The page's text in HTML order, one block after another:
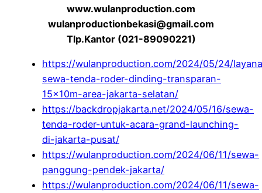
www.wulanproduction.com
wulanproductionbekasi@gmail.com
Tlp.Kantor (021-89090221)
https://wulanproduction.com/2024/05/24/
sewa-tenda-roder-dinding-transparan-
15x10m-area-jakarta-selatan/
https://backdropjakarta.net/2024/05/16/sewa-
tenda-roder-untuk-acara-grand-launching-
di-jakarta-pusat/
https://wulanproduction.com/2024/06/11/sewa-
panggung-pendek-jakarta/
https://wulanproduction.com/2024/06/11/sewa-